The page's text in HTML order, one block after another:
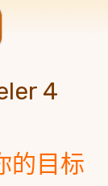
4
的目标